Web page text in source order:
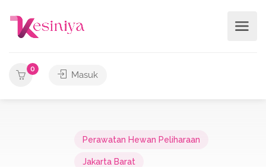
0
Masuk
Perawatan Hewan Peliharaan
Jakarta Barat